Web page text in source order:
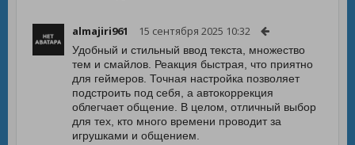
almajiri961 15 сентября 2025 10:32
Удобный и стильный ввод текста, множество
тем и смайлов. Реакция быстрая, что приятно
для геймеров. Точная настройка позволяет
подстроить под себя, а автокоррекция
облегчает общение. В целом, отличный выбор
для тех, кто много времени проводит за
игрушками и общением.